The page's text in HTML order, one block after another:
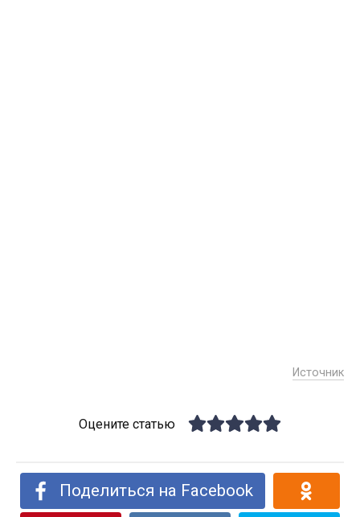
Источник
Оцените статью
Поделиться на Facebook